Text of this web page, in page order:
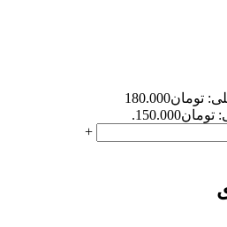
قیمت اصلی: تومان180.000
+